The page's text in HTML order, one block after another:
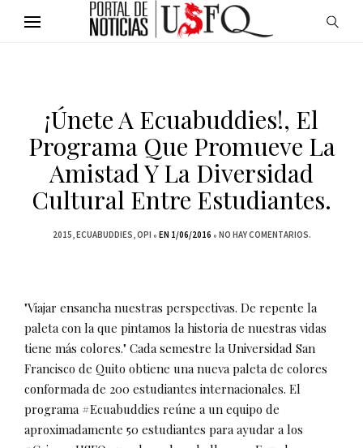
¡Únete A Ecuabuddies!, El
Programa Que Promueve La
Amistad Y La Diversidad
Cultural Entre Estudiantes.
2015 ECUABUDDIES OPI EN 1/06/2016 NO HAY COMENTARIOS.
"Viajar ensancha nuestras perspectivas. De repente la
paleta con la que pintamos la historia de nuestras vidas
tiene más colores." Cada semestre la Universidad San
Francisco de Quito obtiene una nueva paleta de colores
conformada de 200 estudiantes internacionales. El
programa ‪#‎Ecuabuddies reúne a un equipo de
aproximadamente 50 estudiantes para ayudar a los